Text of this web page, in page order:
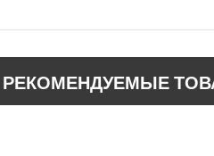
РЕКОМЕНДУЕМЫЕ